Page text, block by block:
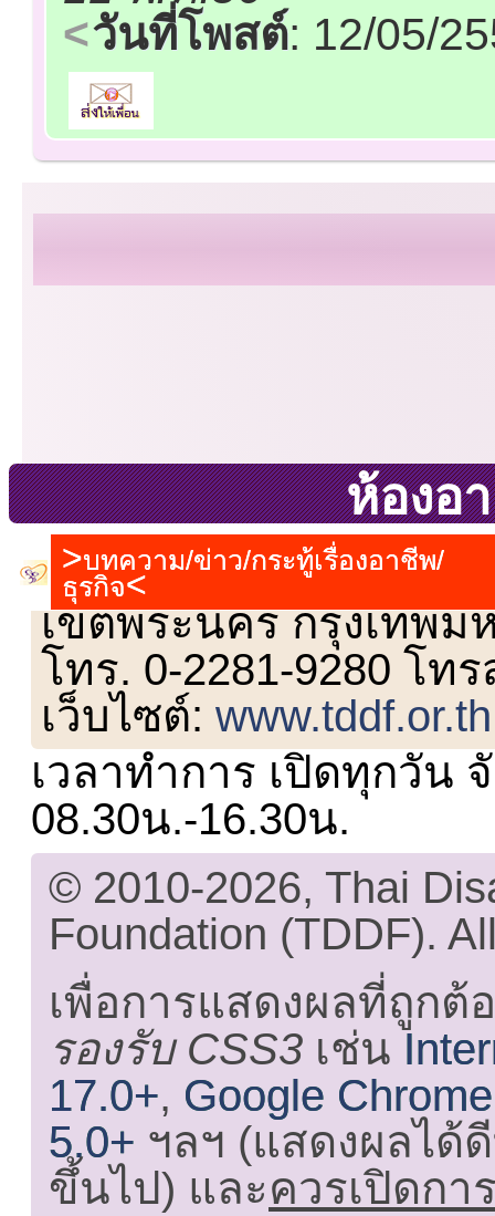
วันที่โพสต์: 12/05/
ห้องอ
บทความ/ข่าว/กระทู้เรื่องอาชีพ/
ธุรกิจ
เลขที่ 23 ชั้น 2 ถนนวิ
เขตพระนคร กรุงเทพม
โทร. 0-2281-9280 โท
เว็บไซต์:www.tddf.or.th
เวลาทำการ เปิดทุกวัน
08.30น.-16.30น.
© 2010-2026, Thai
Foundation (TDDF).
เพื่อการแสดงผลที่ถูกต้
รองรับ CSS3 เช่น
17.0+, Google
5.0+ ฯลฯ (แสดงผลได้
ขึ้นไป) และควรเปิดกา